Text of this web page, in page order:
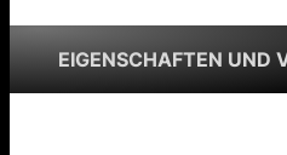
EIGENSCHAFTEN UND